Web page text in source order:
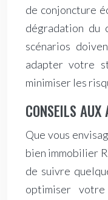
de conjoncture
dégradation du
scénarios
adapter votre
minimiser les
CONSEILS AUX
Que vous
bien immobilier
de suivre
optimiser votre